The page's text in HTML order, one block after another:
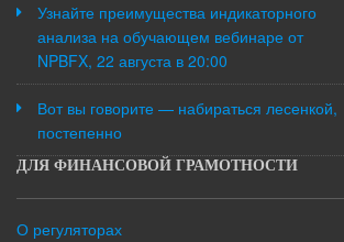
Узнайте преимущества индикаторного
анализа на обучающем вебинаре от
NPBFX, 22 августа в 20:00
Вот вы говорите — набираться лесенкой,
постепенно
ДЛЯ ФИНАНСОВОЙ ГРАМОТНОСТИ
О регуляторах